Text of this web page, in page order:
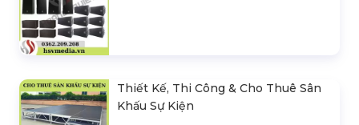
Thiết Kế, Thi Công & Cho Thuê Sân
Khấu Sự Kiện